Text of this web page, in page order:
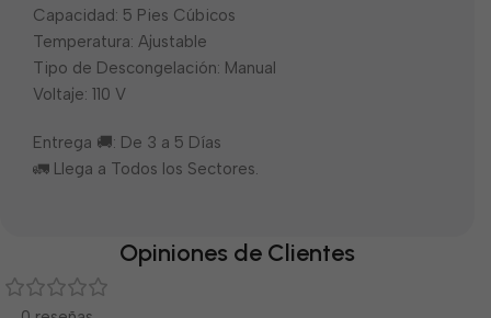
Capacidad: 5 Pies Cúbicos
Temperatura: Ajustable
Tipo de Descongelación: Manual
Voltaje: 110 V
Entrega 🚚: De 3 a 5 Días
🚛 Llega a Todos los Sectores.
Opiniones de Clientes